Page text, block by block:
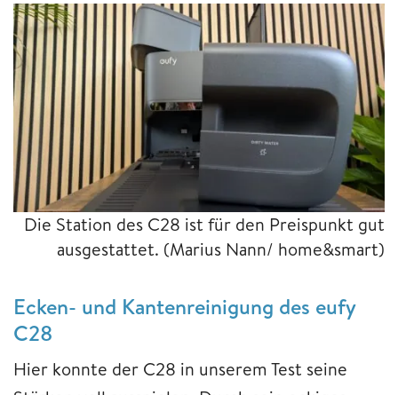
Die Station des C28 ist für den Preispunkt gut
ausgestattet. (Marius Nann/ home&smart)
Ecken- und Kantenreinigung des eufy
C28
Hier konnte der C28 in unserem Test seine